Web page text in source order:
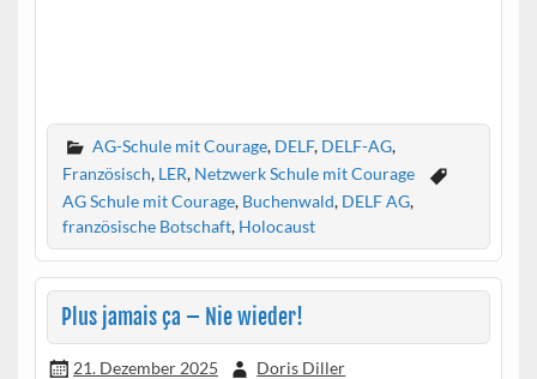
AG-Schule mit Courage, DELF, DELF-AG,
Französisch, LER, Netzwerk Schule mit Courage
AG Schule mit Courage, Buchenwald, DELF AG,
französische Botschaft, Holocaust
Plus jamais ça – Nie wieder!
21. Dezember 2025 Doris Diller